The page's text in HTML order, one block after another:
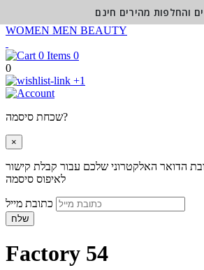
WOMEN MEN BEAUTY
0
0
+1
שכחת סיסמה?
×
הדואר האלקטרוני שלכם עבור קבלת קישור
לאיפוס סיסמה
שלח
Factory 54
והחלפות מהירים חינם